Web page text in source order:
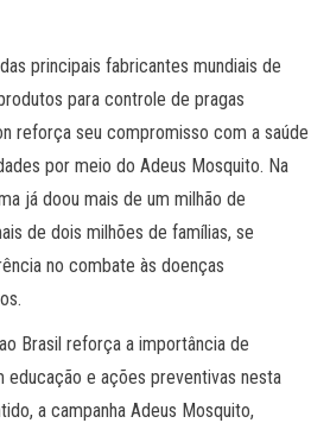
principais fabricantes mundiais de
para controle de pragas
reforça seu compromisso com a saúde
por meio do Adeus Mosquito. Na
já doou mais de um milhão de
de dois milhões de famílias, se
no combate às doenças
Brasil reforça a importância de
educação e ações preventivas nesta
a campanha Adeus Mosquito,